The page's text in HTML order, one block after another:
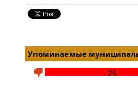
Упоминаемые
25